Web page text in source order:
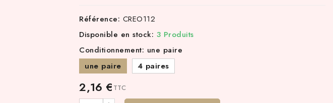
Référence: CREO112
Disponible en stock: 3 Produits
Conditionnement: une paire
une paire
4 paires
2,16 € TTC